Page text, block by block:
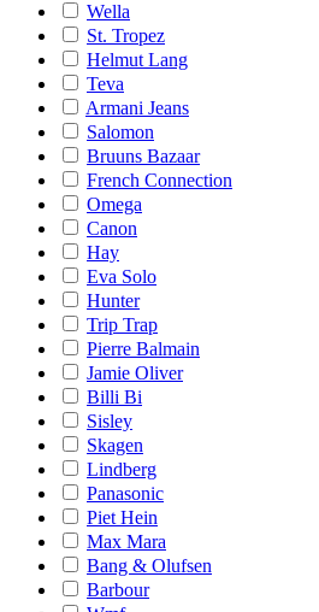
Wella
St. Tropez
Helmut Lang
Teva
Armani Jeans
Salomon
Bruuns Bazaar
French Connection
Omega
Canon
Hay
Eva Solo
Hunter
Trip Trap
Pierre Balmain
Jamie Oliver
Billi Bi
Sisley
Skagen
Lindberg
Panasonic
Piet Hein
Max Mara
Bang & Olufsen
Barbour